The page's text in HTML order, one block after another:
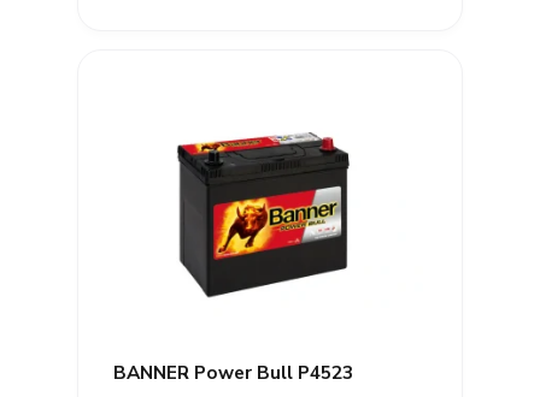
BANNER Power Bull P4523